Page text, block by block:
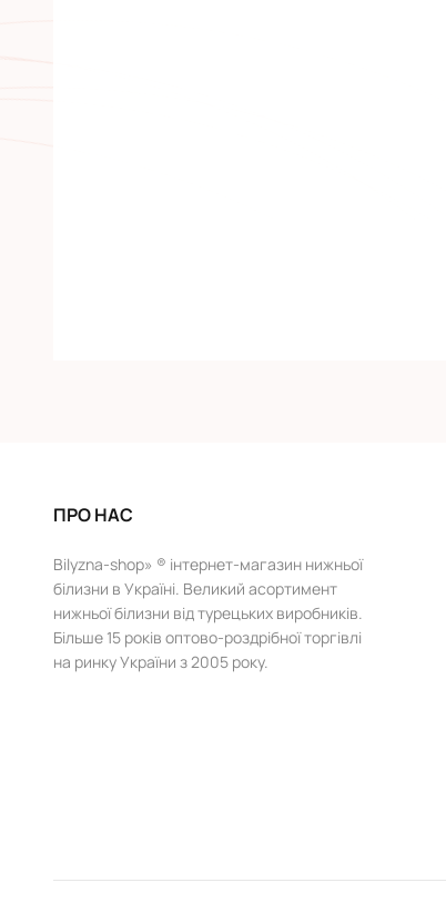
ПРО НАС
Bilyzna-shop» ® інтернет-магазин нижньої
білизни в Україні. Великий асортимент
нижньої білизни від турецьких виробників.
Більше 15 років оптово-роздрібної торгівлі
на ринку України з 2005 року.